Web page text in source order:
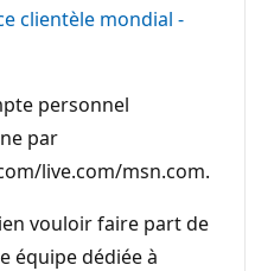
clientèle mondial -
personnel
par
live.com/msn.com.
vouloir faire part de
équipe dédiée à